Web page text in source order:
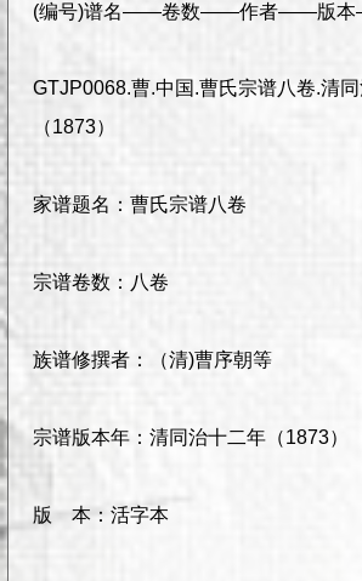
(编号)谱名——卷数——作者——版
GTJP0068.曹.中国.曹氏宗谱八卷.清
（1873）
家谱题名：曹氏宗谱八卷
宗谱卷数：八卷
族谱修撰者：（清)曹序朝等
宗谱版本年：清同治十二年（1873）
版 本：活字本